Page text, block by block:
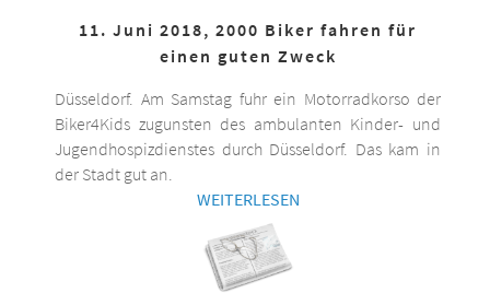
11. Juni 2018, 2000 Biker fahren für
einen guten Zweck
Düsseldorf. Am Samstag fuhr ein Motorradkorso der
Biker4Kids zugunsten des ambulanten Kinder- und
Jugendhospizdienstes durch Düsseldorf. Das kam in
der Stadt gut an.
WEITERLESEN